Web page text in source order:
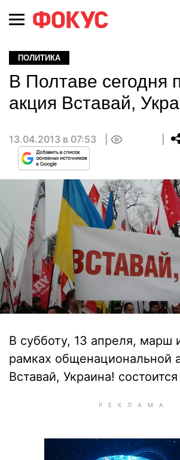
ПОЛИТИКА
В Полтаве сегодня
акция Вставай,
13.04.2013 в 07:53
В субботу, 13 апреля, марш
рамках общенациональной
Вставай, Украина!